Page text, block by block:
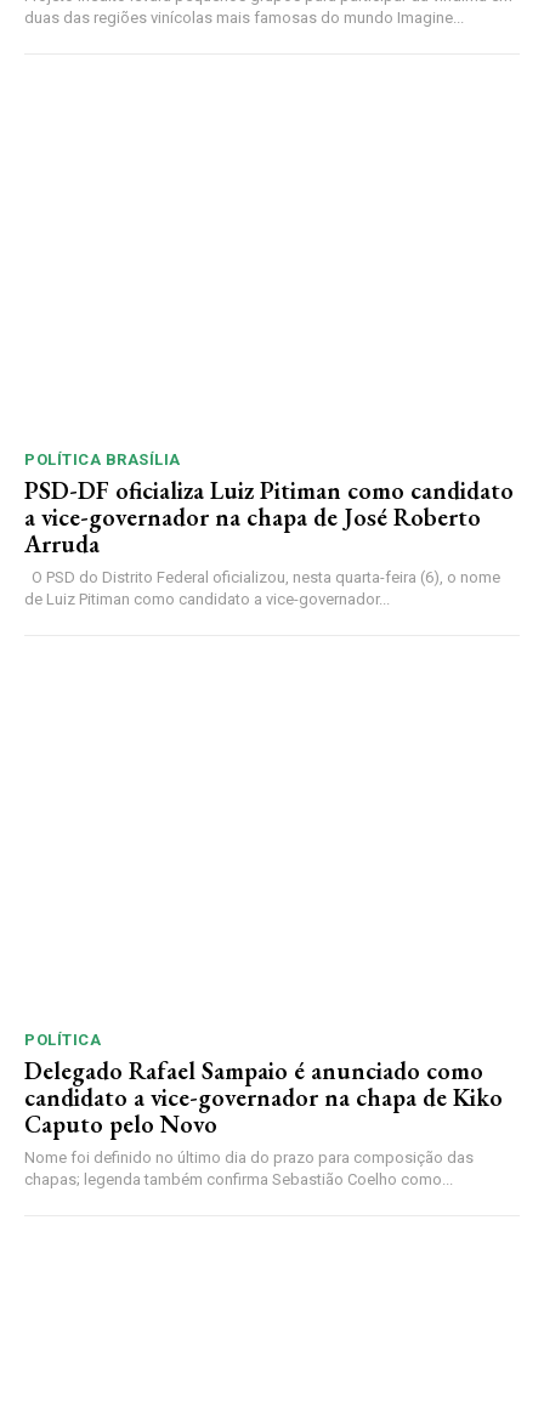
duas das regiões vinícolas mais famosas do mundo Imagine...
POLÍTICA BRASÍLIA
PSD-DF oficializa Luiz Pitiman como candidato
a vice-governador na chapa de José Roberto
Arruda
de Luiz Pitiman como candidato a vice-governador...
POLÍTICA
Delegado Rafael Sampaio é anunciado como
candidato a vice-governador na chapa de Kiko
Caputo pelo Novo
Nome foi definido no último dia do prazo para composição das
chapas; legenda também confirma Sebastião Coelho como...